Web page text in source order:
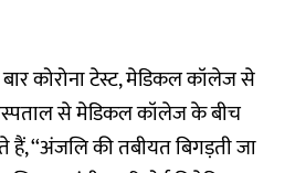
कोरोना टेस्ट, मेडिकल कॉलेज से
से मेडिकल कॉलेज के बीच
‘‘अंजलि की तबीयत बिगड़ती जा